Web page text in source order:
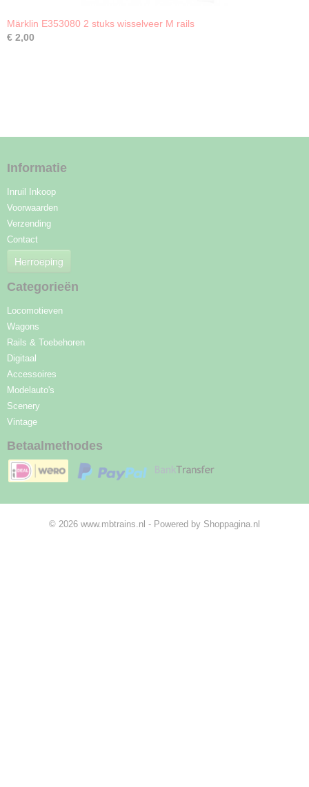
Märklin E353080 2 stuks wisselveer M rails
€ 2,00
Informatie
Inruil Inkoop
Voorwaarden
Verzending
Contact
Herroeping
Categorieën
Locomotieven
Wagons
Rails & Toebehoren
Digitaal
Accessoires
Modelauto's
Scenery
Vintage
Betaalmethodes
© 2026 www.mbtrains.nl - Powered by Shoppagina.nl